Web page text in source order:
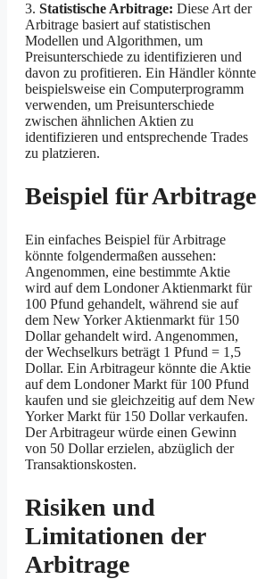
3. Statistische Arbitrage: Diese Art der
Arbitrage basiert auf statistischen
Modellen und Algorithmen, um
Preisunterschiede zu identifizieren und
davon zu profitieren. Ein Händler könnte
beispielsweise ein Computerprogramm
verwenden, um Preisunterschiede
zwischen ähnlichen Aktien zu
identifizieren und entsprechende Trades
zu platzieren.
Beispiel für Arbitrage
Ein einfaches Beispiel für Arbitrage
könnte folgendermaßen aussehen:
Angenommen, eine bestimmte Aktie
wird auf dem Londoner Aktienmarkt für
100 Pfund gehandelt, während sie auf
dem New Yorker Aktienmarkt für 150
Dollar gehandelt wird. Angenommen,
der Wechselkurs beträgt 1 Pfund = 1,5
Dollar. Ein Arbitrageur könnte die Aktie
auf dem Londoner Markt für 100 Pfund
kaufen und sie gleichzeitig auf dem New
Yorker Markt für 150 Dollar verkaufen.
Der Arbitrageur würde einen Gewinn
von 50 Dollar erzielen, abzüglich der
Transaktionskosten.
Risiken und
Limitationen der
Arbitrage